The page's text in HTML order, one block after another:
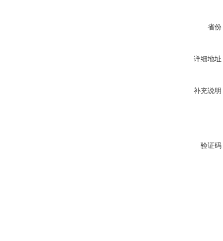
省份
详细地址
补充说明
验证码